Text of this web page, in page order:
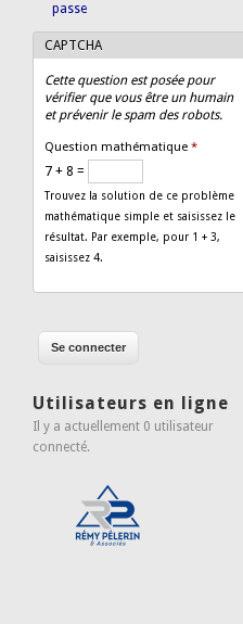
passe
CAPTCHA
Cette question est posée pour
vérifier que vous être un humain
et prévenir le spam des robots.
Question mathématique *
7 + 8 =
Trouvez la solution de ce problème
mathématique simple et saisissez le
résultat. Par exemple, pour 1 + 3,
saisissez 4.
Utilisateurs en ligne
Il y a actuellement 0 utilisateur
connecté.